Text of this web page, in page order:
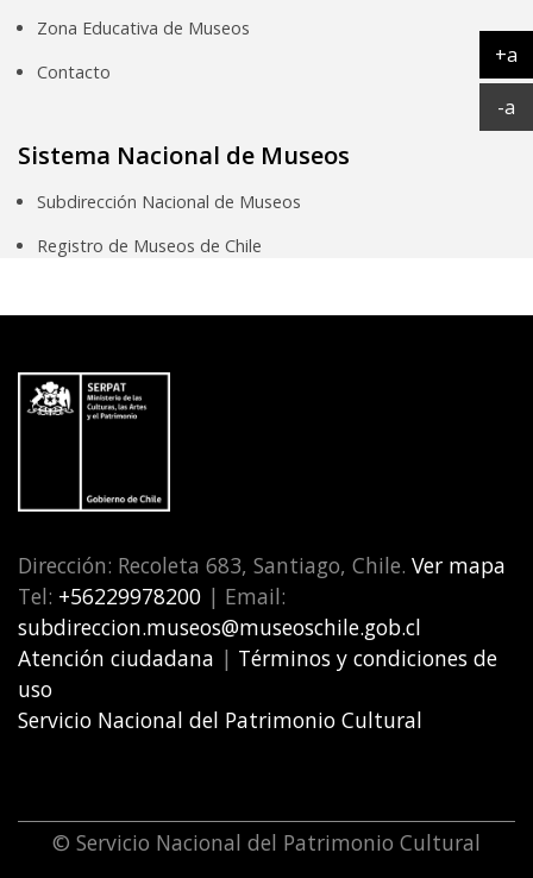
Zona Educativa de Museos
Contacto
Sistema Nacional de Museos
Subdirección Nacional de Museos
Registro de Museos de Chile
Dirección: Recoleta 683, Santiago, Chile. Ver mapa
Tel: +56229978200 | Email:
subdireccion.museos@museoschile.gob.cl
Atención ciudadana | Términos y condiciones de
uso
Servicio Nacional del Patrimonio Cultural
© Servicio Nacional del Patrimonio Cultural
+a
-a